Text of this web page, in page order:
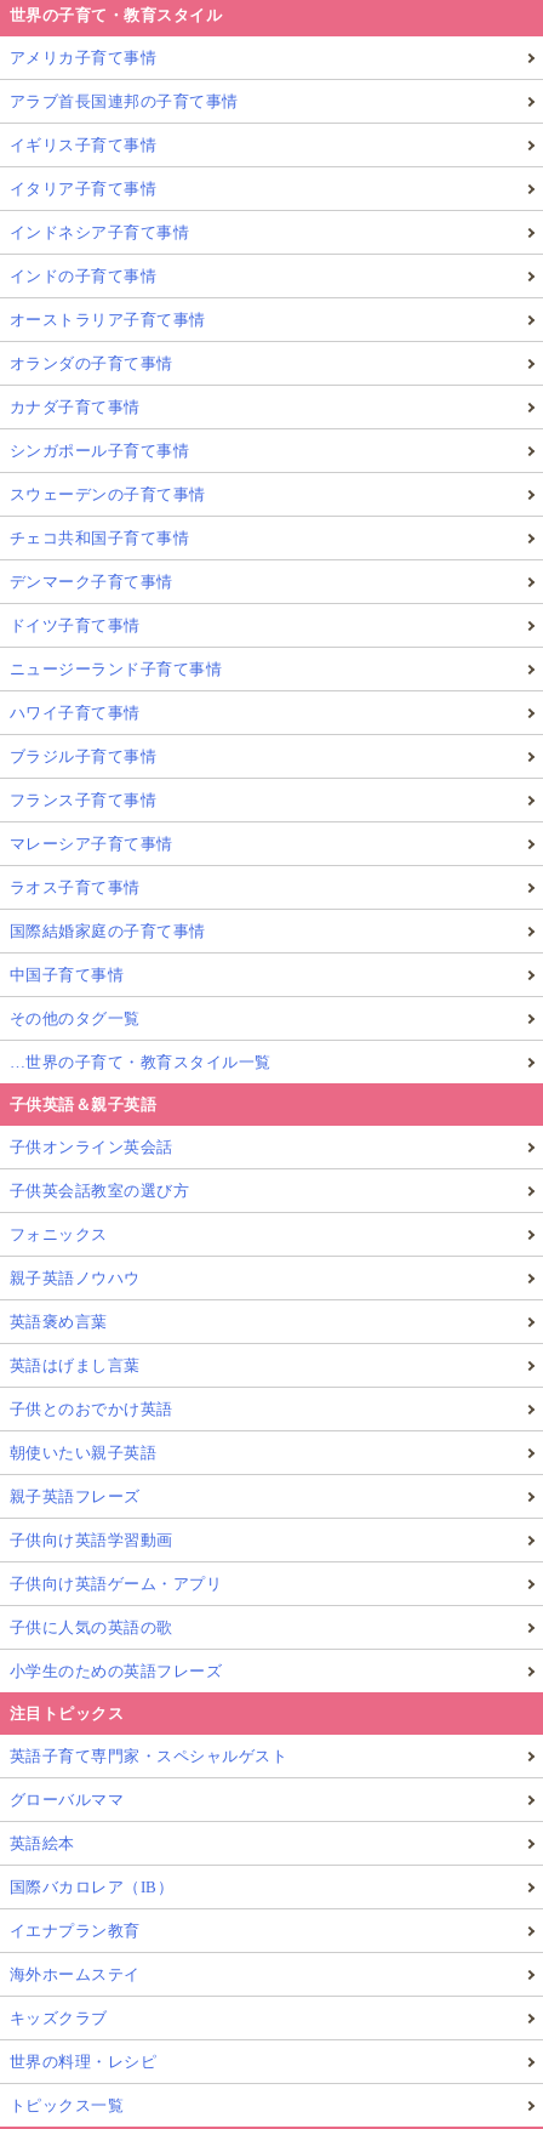
世界の子育て・教育スタイル
アメリカ子育て事情
アラブ首長国連邦の子育て事情
イギリス子育て事情
イタリア子育て事情
インドネシア子育て事情
インドの子育て事情
オーストラリア子育て事情
オランダの子育て事情
カナダ子育て事情
シンガポール子育て事情
スウェーデンの子育て事情
チェコ共和国子育て事情
デンマーク子育て事情
ドイツ子育て事情
ニュージーランド子育て事情
ハワイ子育て事情
ブラジル子育て事情
フランス子育て事情
マレーシア子育て事情
ラオス子育て事情
国際結婚家庭の子育て事情
中国子育て事情
その他のタグ一覧
…世界の子育て・教育スタイル一覧
子供英語＆親子英語
子供オンライン英会話
子供英会話教室の選び方
フォニックス
親子英語ノウハウ
英語褒め言葉
英語はげまし言葉
子供とのおでかけ英語
朝使いたい親子英語
親子英語フレーズ
子供向け英語学習動画
子供向け英語ゲーム・アプリ
子供に人気の英語の歌
小学生のための英語フレーズ
注目トピックス
英語子育て専門家・スペシャルゲスト
グローバルママ
英語絵本
国際バカロレア（IB）
イエナプラン教育
海外ホームステイ
キッズクラブ
世界の料理・レシピ
トピックス一覧